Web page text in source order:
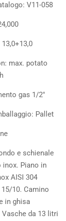
V11-058
max. potato
gas 1/2"
Pallet
e schienale
inox. Piano in
AISI 304
10. Camino
in ghisa
da 13 litri